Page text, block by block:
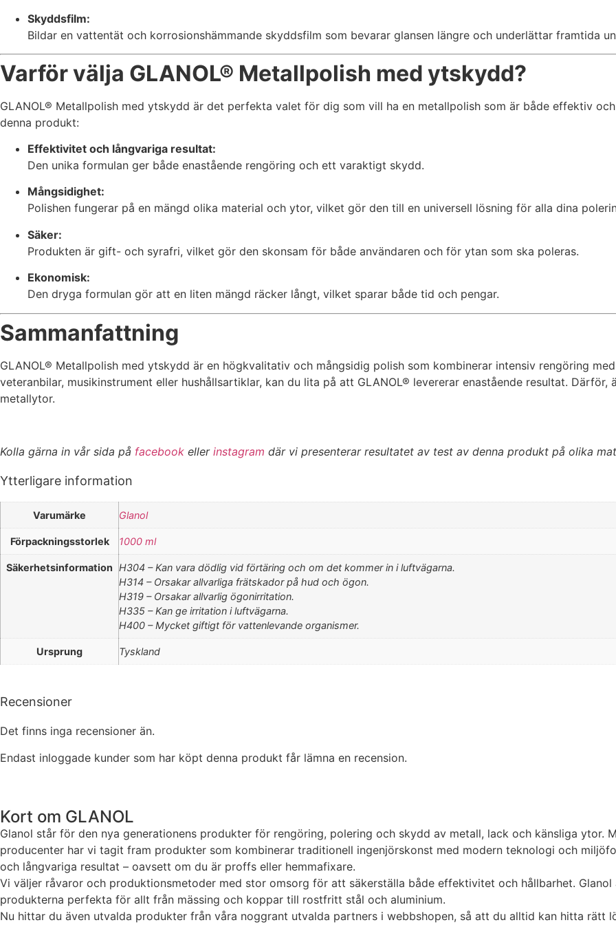
Skyddsfilm:
Bildar en vattentät och korrosionshämmande skyddsfilm som bevarar glansen längre och underlättar framtida
Varför välja GLANOL® Metallpolish med ytskydd?
GLANOL® Metallpolish med ytskydd är det perfekta valet för dig som vill ha en metallpolish som är både effektiv
denna produkt:
Effektivitet och långvariga resultat:
Den unika formulan ger både enastående rengöring och ett varaktigt skydd.
Mångsidighet:
Polishen fungerar på en mängd olika material och ytor, vilket gör den till en universell lösning för alla dina
Säker:
Produkten är gift- och syrafri, vilket gör den skonsam för både användaren och för ytan som ska poleras.
Ekonomisk:
Den dryga formulan gör att en liten mängd räcker långt, vilket sparar både tid och pengar.
Sammanfattning
GLANOL® Metallpolish med ytskydd är en högkvalitativ och mångsidig polish som kombinerar intensiv rengöring
veteranbilar, musikinstrument eller hushållsartiklar, kan du lita på att GLANOL® levererar enastående resultat.
metallytor.
Kolla gärna in vår sida på facebook eller instagram där vi presenterar resultatet av test av denna produkt på olika
Ytterligare information
Varumärke Glanol
Förpackningsstorlek 1000 ml
Säkerhetsinformation H304 – Kan vara dödlig vid förtäring och om det kommer in i luftvägarna.
H314 – Orsakar allvarliga frätskador på hud och ögon.
H319 – Orsakar allvarlig ögonirritation.
H335 – Kan ge irritation i luftvägarna.
H400 – Mycket giftigt för vattenlevande organismer.
Ursprung Tyskland
Recensioner
Det finns inga recensioner än.
Endast inloggade kunder som har köpt denna produkt får lämna en recension.
Kort om GLANOL
Glanol står för den nya generationens produkter för rengöring, polering och skydd av metall, lack och känsliga ytor.
producenter har vi tagit fram produkter som kombinerar traditionell ingenjörskonst med modern teknologi och
och långvariga resultat – oavsett om du är proffs eller hemmafixare.
Vi väljer råvaror och produktionsmetoder med stor omsorg för att säkerställa både effektivitet och hållbarhet.
produkterna perfekta för allt från mässing och koppar till rostfritt stål och aluminium.
Nu hittar du även utvalda produkter från våra noggrant utvalda partners i webbshopen, så att du alltid kan hitta rätt